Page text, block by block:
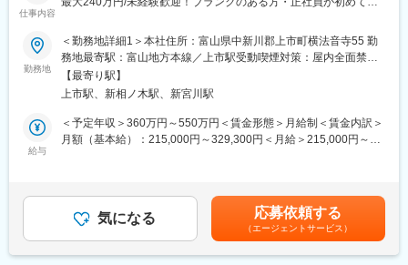
変更の範囲：会社の定める業務
長1名）
■福利厚生：
・通勤距離片道15km以上／高速道路利用により、片道15分以上の
通勤時間短縮が見込まれるなどの要件を満たせば、通勤時に高速
・高等教育（専門学校～大学院、職業訓練校等）を 卒業した方に
は最長10年間、最大240万円奨学金を会社が代理返還する制度が
が返済しその分を支給する方式に比べ税制的にも有利になりま
す。
・子供が小学校３年生まで時短勤務可能(労働時間を6h、6.5h、7h
から選べます)
仕事内容
あり★生産量拡大のため、増員募集！＞
■魅力：
・綺麗で清潔な空間で空調設備完備の元、働くことが可能です。
重いものを持つなどの肉体的な負担や専門的な知識も必要ありま
せん。
・配属先によっては危険物取扱やフォークリフトの資格を会社負
■職務内容：
医薬品（原料）の製造、製造業務に付随する使用機器の洗浄、各
種の設備点検などを担当いただきます。
勤務地
＜勤務地詳細1＞本社住所：富山県中新川郡上市町横法音寺55 勤
務地最寄駅：富山地方本線／上市駅受動喫煙対策：屋内全面禁煙
＜勤務地詳細2＞郷柿沢工場住所：富山県 中新川郡上市町郷柿沢1
受動喫煙対策：屋内全面禁煙変更の範囲：会社の定める事業所
【最寄り駅】
上市駅、新相ノ木駅、新宮川駅
給与
＜予定年収＞360万円～550万円＜賃金形態＞月給制＜賃金内訳＞
月額（基本給）：215,000円～329,300円＜月給＞215,000円～
賞与：年2回（7月・12月）※4.36ヶ月（2023年度実績）、4.7ヶ月
（2024年度実績）、4.7ヶ月（2025年度実績）賃金はあくまでも
目安の金額であり、選考を通じて上下する可能性があります。月
給(月額)は固定手当を含めた表記です。
気になる 応募依頼する
（エージェントサービス）